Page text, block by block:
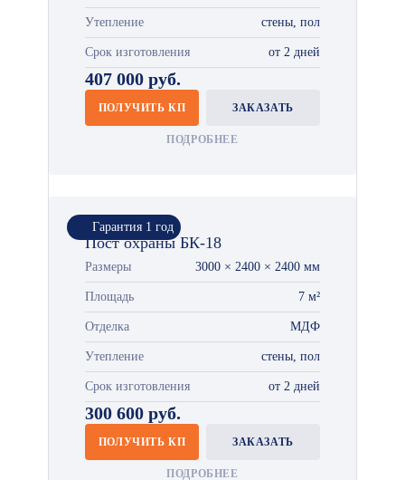
Утепление стены, пол
Срок изготовления от 2 дней
407 000 руб.
ПОЛУЧИТЬ КП ЗАКАЗАТЬ
ПОДРОБНЕЕ
Гарантия 1 год
Пост охраны БК-18
Размеры 3000 × 2400 × 2400 мм
Площадь 7 м²
Отделка МДФ
Утепление стены, пол
Срок изготовления от 2 дней
300 600 руб.
ПОЛУЧИТЬ КП ЗАКАЗАТЬ
ПОДРОБНЕЕ